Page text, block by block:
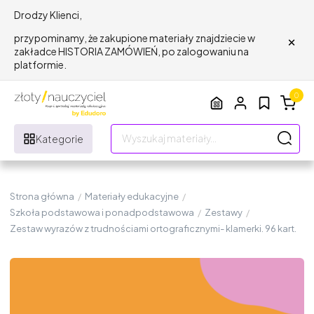
Drodzy Klienci,
przypominamy, że zakupione materiały znajdziecie w
zakładce HISTORIA ZAMÓWIEŃ, po zalogowaniu na
platformie.
×
Kategorie
0
Strona główna / Materiały edukacyjne /
Szkoła podstawowa i ponadpodstawowa / Zestawy /
Zestaw wyrazów z trudnościami ortograficznymi- klamerki. 96 kart.